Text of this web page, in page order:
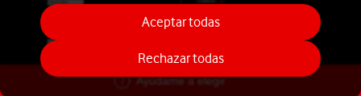
Ayúdame a elegir
Rechazar todas
Aceptar todas